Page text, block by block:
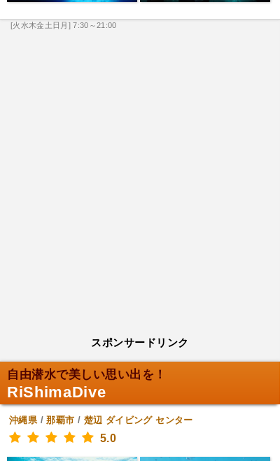
[火水木金土日月] 7:30～21:00
スポンサードリンク
自由潜水で美しい思い出を！
RiShimaDive
沖縄県/那覇市 / 楚辺 ダイビング センター
5.0